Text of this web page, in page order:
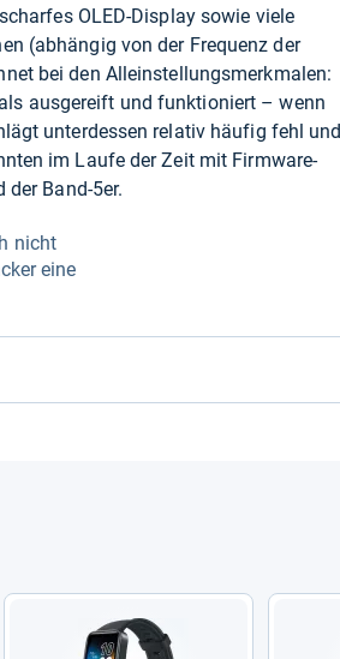
OLED-Display sowie viele
(abhängig von der Frequenz der
bei den Alleinstellungsmerkmalen:
ausgereift und funktioniert – wenn
unterdessen relativ häufig fehl
im Laufe der Zeit mit Firmware-
Band-5er.
nicht
eine